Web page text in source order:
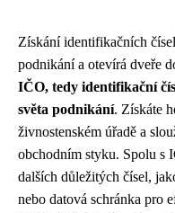
Získání identifikačních
podnikání a otevírá dveře
IČO, tedy identifikační
světa podnikání. Získáte
živnostenském úřadě a
obchodním styku. Spolu s
dalších důležitých čísel,
nebo datová schránka pro